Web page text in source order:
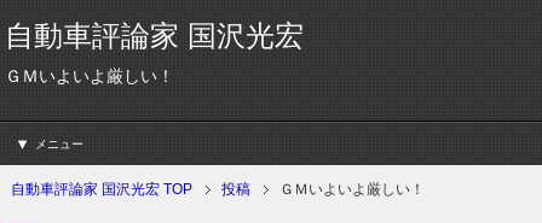
自動車評論家 国沢光宏
ＧＭいよいよ厳しい！
メニュー
自動車評論家 国沢光宏 TOP 投稿 ＧＭいよいよ厳しい！